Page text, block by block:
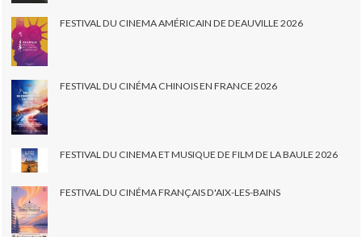
FESTIVAL DU CINEMA AMÉRICAIN DE DEAUVILLE 2026
FESTIVAL DU CINÉMA CHINOIS EN FRANCE 2026
FESTIVAL DU CINEMA ET MUSIQUE DE FILM DE LA BAULE 2026
FESTIVAL DU CINÉMA FRANÇAIS D'AIX-LES-BAINS